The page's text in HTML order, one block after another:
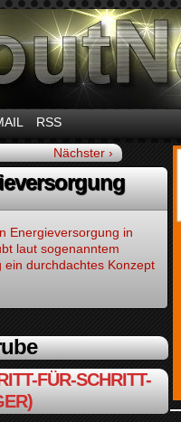
RSS
Nächster ›
Energieversorgung in
laut sogenanntem
ein durchdachtes Konzept
FÜR-SCHRITT-